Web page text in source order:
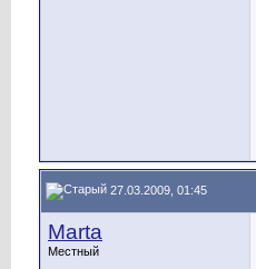
27.03.2009, 01:45
Marta
Местный